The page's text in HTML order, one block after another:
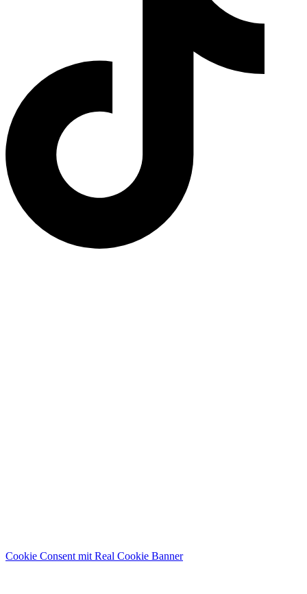
Cookie Consent mit Real Cookie Banner